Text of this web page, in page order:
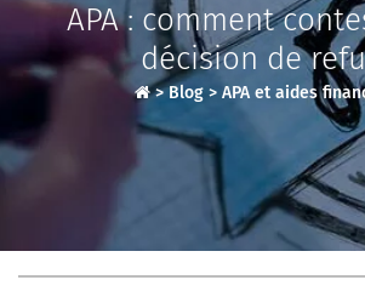
APA : comment
décision de
>Blog> APA et aides